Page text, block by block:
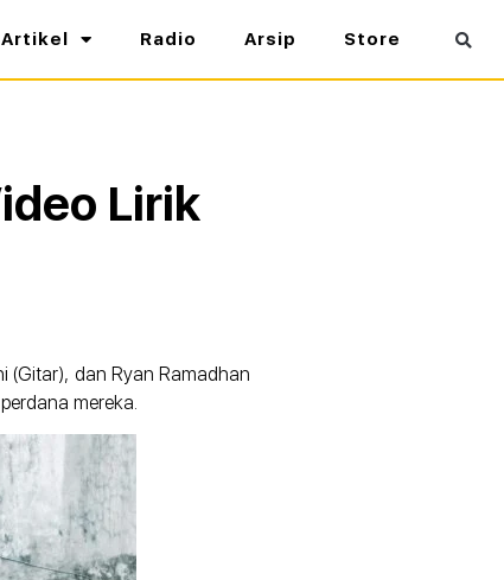
Artikel Radio Arsip Store
Lirik
(Gitar), dan Ryan Ramadhan
mereka.